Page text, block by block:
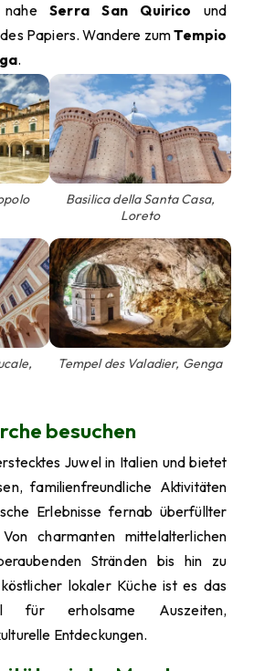
naheSerra San Quirico und
Papiers. Wandere zumTempio
.
Basilica della Santa Casa,
Loreto
Tempel des Valadier, Genga
besuchen
Juwel in Italien und bietet
familienfreundliche Aktivitäten
Erlebnisse fernab überfüllter
charmanten mittelalterlichen
Stränden bis hin zu
lokaler Küche ist es das
für erholsame Auszeiten,
Entdeckungen.